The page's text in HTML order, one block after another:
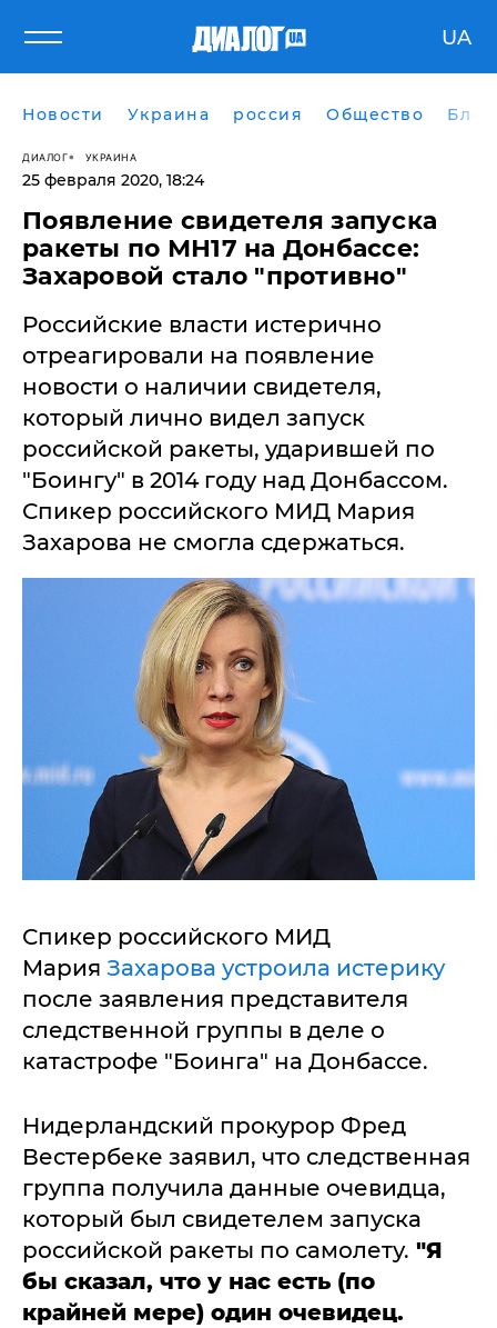
UA
Новости Украина россия Общество
ДИАЛОГ УКРАИНА
25 февраля 2020, 18:24
Появление свидетеля запуска
ракеты по МН17 на Донбассе:
Захаровой стало "противно"
​Российские власти истерично
отреагировали на появление
новости о наличии свидетеля,
который лично видел запуск
российской ракеты, ударившей по
"Боингу" в 2014 году над Донбассом.
Спикер российского МИД Мария
Захарова не смогла сдержаться.
Спикер российского МИД
Мария Захарова устроила истерику
после заявления представителя
следственной группы в деле о
катастрофе "Боинга" на Донбассе.
Нидерландский прокурор Фред
Вестербеке заявил, что следственная
группа получила данные очевидца,
который был свидетелем запуска
российской ракеты по самолету. "Я
бы сказал, что у нас есть (по
крайней мере) один очевидец.